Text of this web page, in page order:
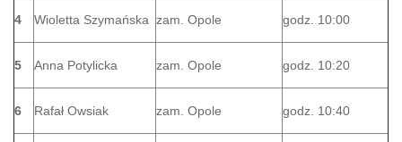
4 Wioletta Szymańska zam. Opole godz. 10:00
5 Anna Potylicka zam. Opole godz. 10:20
6 Rafał Owsiak zam. Opole godz. 10:40